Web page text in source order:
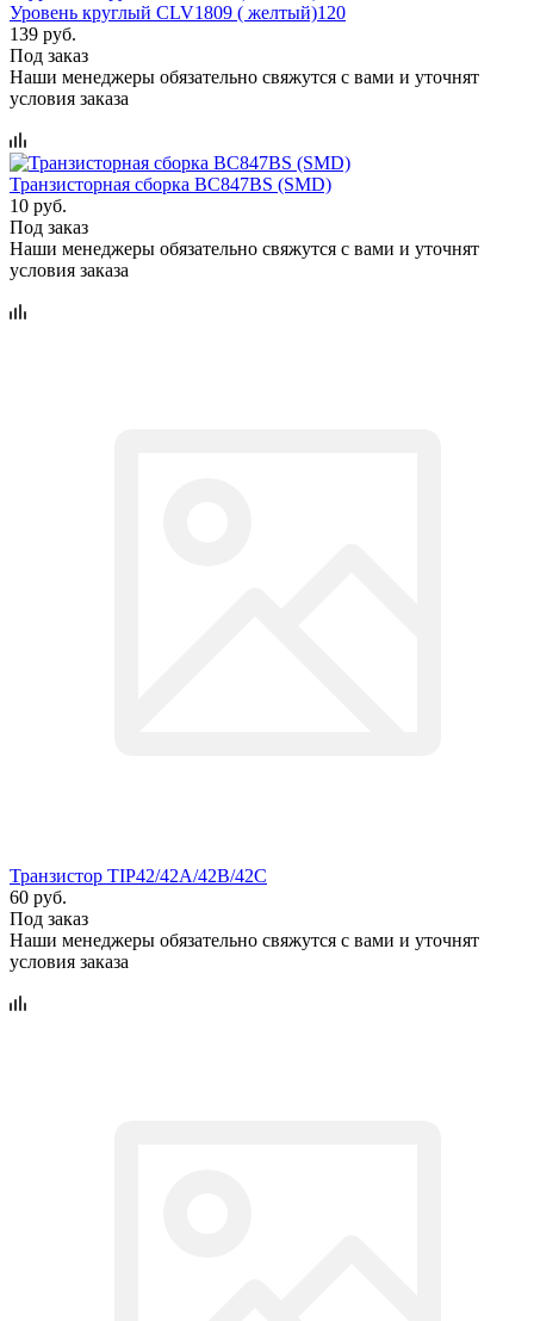
Уровень круглый CLV1809 ( желтый)120
139 руб.
Под заказ
Наши менеджеры обязательно свяжутся с вами и уточнят
условия заказа
Транзисторная сборка ВС847BS (SMD)
10 руб.
Под заказ
Наши менеджеры обязательно свяжутся с вами и уточнят
условия заказа
Транзистор TIP42/42A/42B/42C
60 руб.
Под заказ
Наши менеджеры обязательно свяжутся с вами и уточнят
условия заказа